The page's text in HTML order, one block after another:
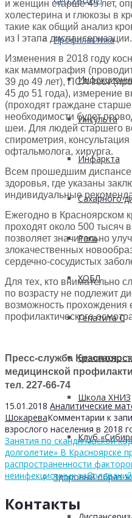
Профилактика
Инсульта
Инфаркта
Сахарного
Рака
ХОБЛ
Гепатита С
Школа ХНИЗ
Клуб
Здоровый образ
и женщин старше 45 лет,
холестерина и глюкозы в
такие как общий анализ
из I этапа диспансеризации.
Изменения в 2018 году
как маммография
39 до 49 лет), ПСА-тест
45 до 51 года), измерение
(проходят граждане
необходимости будет
шеи. Для людей старшего
спирометрия,
офтальмолога, хирурга.
Всем прошедшим
здоровья, где указаны
индивидуальные
Ежегодно в Красноярском
проходят около 500 тысяч
позволяет значительно
злокачественных
сердечно-сосудистых
Для тех, кто внимательно
по возрасту не подлежит
возможность прохождения
профилактического
Пресс-служба
медицинской
тел. 227-66-74
15.01.2018 Аналитические
ШокареваКомментарии к
взрослого населения в 2018
Занятия по скандинавской
долголетие» В Красноярске
распространенности
неинфекционных
Контакты